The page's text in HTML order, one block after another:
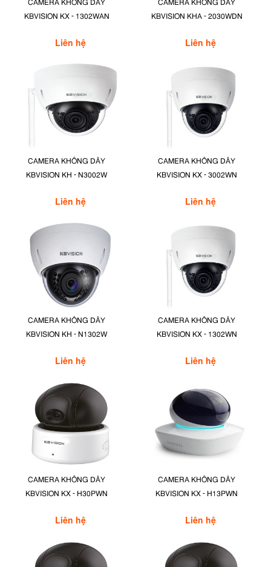
CAMERA KHÔNG DÂY
KBVISION KX - 1302WAN
Liên hệ
CAMERA KHÔNG DÂY
KBVISION KHA - 2030WDN
Liên hệ
CAMERA KHÔNG DÂY
KBVISION KH - N3002W
Liên hệ
CAMERA KHÔNG DÂY
KBVISION KX - 3002WN
Liên hệ
CAMERA KHÔNG DÂY
KBVISION KH - N1302W
Liên hệ
CAMERA KHÔNG DÂY
KBVISION KX - 1302WN
Liên hệ
CAMERA KHÔNG DÂY
KBVISION KX - H30PWN
Liên hệ
CAMERA KHÔNG DÂY
KBVISION KX - H13PWN
Liên hệ